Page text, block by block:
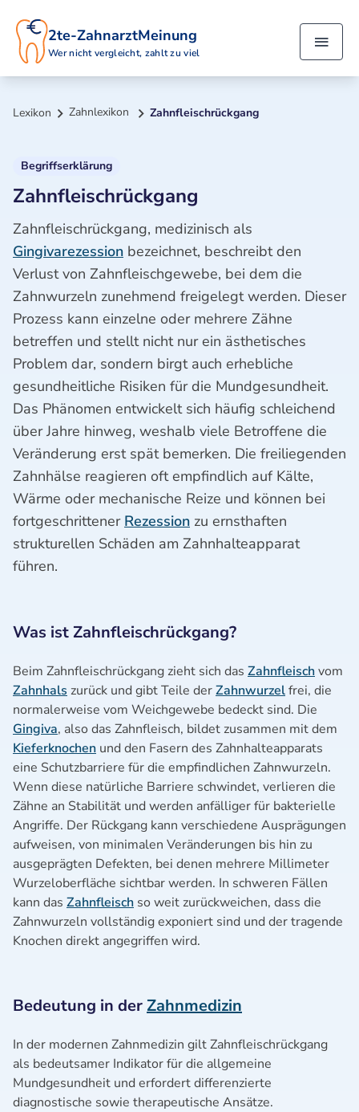
2te-ZahnarztMeinung
Wer nicht vergleicht, zahlt zu viel
Lexikon Zahnlexikon Zahnfleischrückgang
Begriffserklärung
Zahnfleischrückgang
Zahnfleischrückgang, medizinisch als
Gingivarezession bezeichnet, beschreibt den
Verlust von Zahnfleischgewebe, bei dem die
Zahnwurzeln zunehmend freigelegt werden. Dieser
Prozess kann einzelne oder mehrere Zähne
betreffen und stellt nicht nur ein ästhetisches
Problem dar, sondern birgt auch erhebliche
gesundheitliche Risiken für die Mundgesundheit.
Das Phänomen entwickelt sich häufig schleichend
über Jahre hinweg, weshalb viele Betroffene die
Veränderung erst spät bemerken. Die freiliegenden
Zahnhälse reagieren oft empfindlich auf Kälte,
Wärme oder mechanische Reize und können bei
fortgeschrittener Rezession zu ernsthaften
strukturellen Schäden am Zahnhalteapparat
führen.
Was ist Zahnfleischrückgang?
Beim Zahnfleischrückgang zieht sich das Zahnfleischvom
Zahnhals zurück und gibt Teile derZahnwurzelfrei, die
normalerweise vom Weichgewebe bedeckt sind. Die
Gingiva, also das Zahnfleisch, bildet zusammen mit dem
Kieferknochen und den Fasern des Zahnhalteapparats
eine Schutzbarriere für die empfindlichen Zahnwurzeln.
Wenn diese natürliche Barriere schwindet, verlieren die
Zähne an Stabilität und werden anfälliger für bakterielle
Angriffe. Der Rückgang kann verschiedene Ausprägungen
aufweisen, von minimalen Veränderungen bis hin zu
ausgeprägten Defekten, bei denen mehrere Millimeter
Wurzeloberfläche sichtbar werden. In schweren Fällen
kann das Zahnfleisch so weit zurückweichen, dass die
Zahnwurzeln vollständig exponiert sind und der tragende
Knochen direkt angegriffen wird.
Bedeutung in der Zahnmedizin
In der modernen Zahnmedizin gilt Zahnfleischrückgang
als bedeutsamer Indikator für die allgemeine
Mundgesundheit und erfordert differenzierte
diagnostische sowie therapeutische Ansätze.